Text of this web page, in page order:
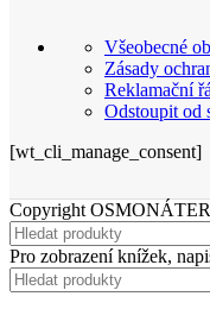
Všeobecné
Zásady
Reklamační
Odstoupit od
[wt_cli_manage_consent]
Copyright
Pro zobrazení knížek,